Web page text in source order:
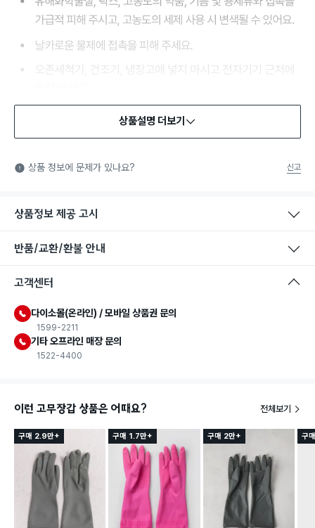
식품용 기구: 식품위생법에서 정한 규격에 따라 제조되어 식품 또
는 식품첨가물에 사용할 수 있는 식품용기구라는 표시입니다.
상품설명 더보기
상품 정보에 문제가 있나요? 신고
상품정보 제공 고시
반품/교환/환불 안내
고객센터
다이소몰(온라인) / 모바일 상품권 문의
1599-2211
기타 오프라인 매장 문의
1522-4400
이런 고무장갑 상품은 어때요? 전체보기
구매 2.9만+ 구매 1.7만+ 구매 2만+ 구